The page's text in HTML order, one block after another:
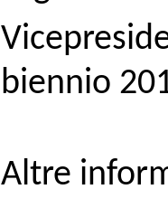
biennio
Altre